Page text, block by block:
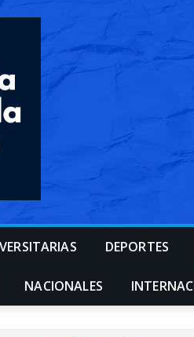
DEPORTES
NACIONALES